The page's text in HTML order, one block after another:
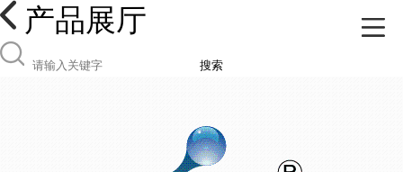
产品展厅
搜索